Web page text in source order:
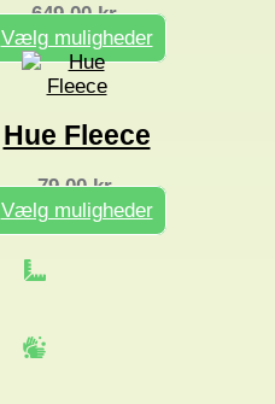
649,00kr.
Vælg muligheder
Dette
vare
har
flere
varianter.
kan
vælges
på
Hue Fleece
79,00kr.
Vælg muligheder
Dette